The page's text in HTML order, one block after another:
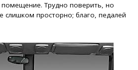
помещение. Трудно поверить, но
слишком просторно; благо, педалей